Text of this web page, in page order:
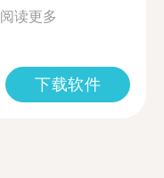
阅读更多
下载软件